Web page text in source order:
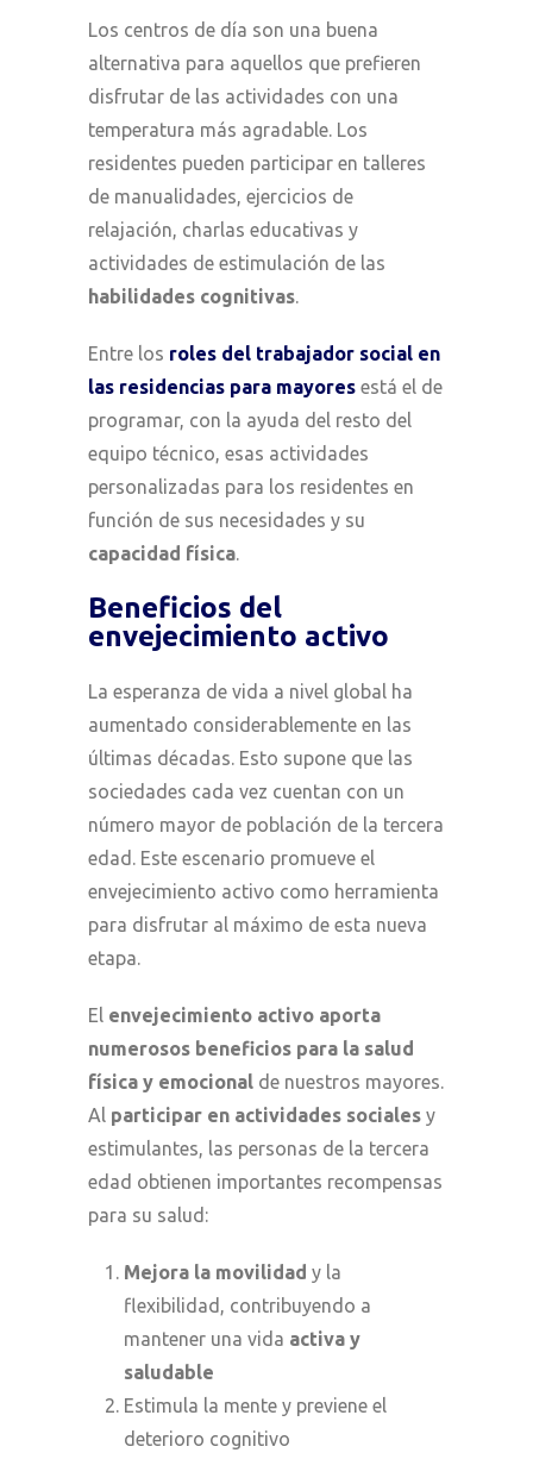
Los centros de día son una buena
alternativa para aquellos que prefieren
disfrutar de las actividades con una
temperatura más agradable. Los
residentes pueden participar en talleres
de manualidades, ejercicios de
relajación, charlas educativas y
actividades de estimulación de las
habilidades cognitivas.
Entre los roles del trabajador social en
las residencias para mayores está el de
programar, con la ayuda del resto del
equipo técnico, esas actividades
personalizadas para los residentes en
función de sus necesidades y su
capacidad física.
Beneficios del
envejecimiento activo
La esperanza de vida a nivel global ha
aumentado considerablemente en las
últimas décadas. Esto supone que las
sociedades cada vez cuentan con un
número mayor de población de la tercera
edad. Este escenario promueve el
envejecimiento activo como herramienta
para disfrutar al máximo de esta nueva
etapa.
El envejecimiento activo aporta
numerosos beneficios para la salud
física y emocional de nuestros mayores.
Al participar en actividades sociales y
estimulantes, las personas de la tercera
edad obtienen importantes recompensas
para su salud:
Mejora la movilidad y la
flexibilidad, contribuyendo a
mantener una vida activa y
saludable
Estimula la mente y previene el
deterioro cognitivo